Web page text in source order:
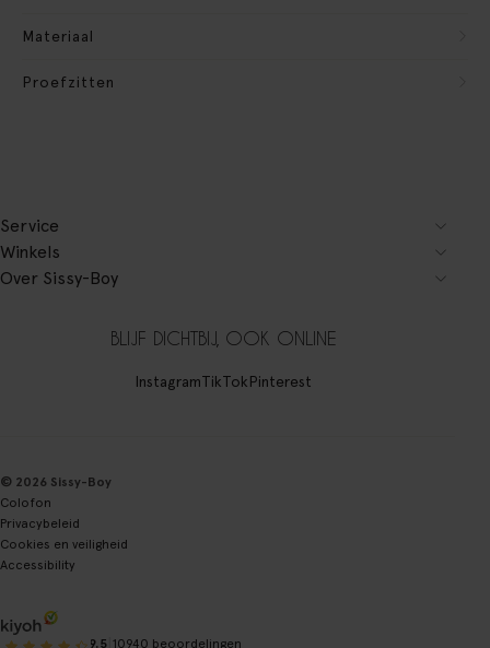
Materiaal
Proefzitten
Service
Winkels
Over Sissy-Boy
BLIJF DICHTBIJ, OOK ONLINE
InstagramTikTokPinterest
© 2026 Sissy-Boy
Colofon
Privacybeleid
Cookies en veiligheid
Accessibility
9.5 10940 beoordelingen